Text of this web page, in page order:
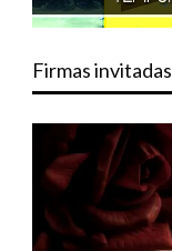
Firmas invitadas